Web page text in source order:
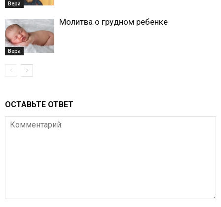
Вера
Вера
Молитва о грудном ребенке
ОСТАВЬТЕ ОТВЕТ